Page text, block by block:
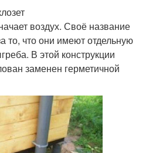
воздух. Своё название
то, что они имеют отдельную
В этой конструкции
заменен герметичной